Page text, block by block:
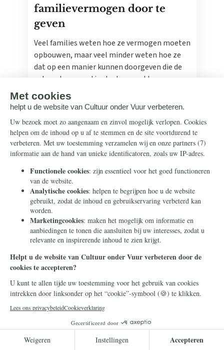
familievermogen door te
geven
Veel families weten hoe ze vermogen moeten
opbouwen, maar veel minder weten hoe ze
dat op een manier kunnen doorgeven die de
volgende generatie sterker maakt.
Lees meer
Geopolitiek
Deze mannen werd een baan
in Rusland beloofd. Ze
werden wakker aan het front
in Oekraïne
Rusland werft geen buitenlandse strijders
voor zijn oorlog in Oekraïne door de waarheid